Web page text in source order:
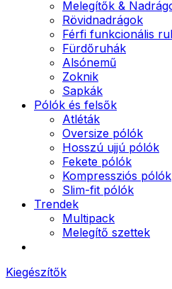
Melegítők &
Rövidnadrágok
Férfi funkcionális
Fürdőruhák
Alsónemű
Zoknik
Sapkák
Pólók és felsők
Atléták
Oversize pólók
Hosszú ujjú pólók
Fekete pólók
Kompressziós pólók
Slim-fit pólók
Trendek
Multipack
Melegítő szettek
Kiegészítők